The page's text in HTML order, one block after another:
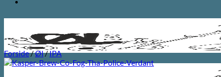
Forside/Øl/IPA